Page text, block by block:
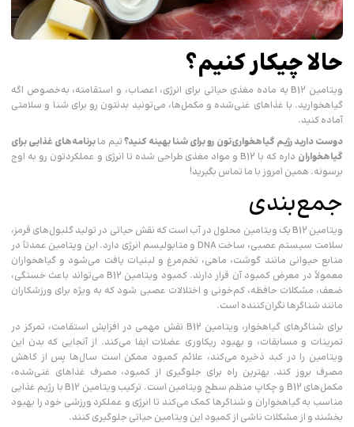
حالا چیکار کنیم؟
ویتامین B12 یه ماده مغذی حیاتی برای انرژی، اعصاب، و استقامته، به‌خصوص اگه
گیاهخوارید. با غذاهای غنی‌شده و مکمل‌ها، می‌تونید بدنتون رو برای شنا و سلامتی
آماده کنید.
دوست دارید رژیم گیاهخواری‌تون رو برای شنا بهینه کنید؟تیم مابرنامه‌های غذایی برای
گیاهخواران
داره که با B12 و مواد مغذی طراحی شده تا انرژی و عملکردتون رو به اوج
برسونه. همین امروز با ما تماس بگیرید!
جمع‌بندی
ویتامین B12 یک ویتامین محلول در آب است که نقش حیاتی در تولید گلبول‌های قرمز،
سلامت سیستم عصبی، ساخت DNA و متابولیسم انرژی دارد. این ویتامین عمدتاً در
منابع حیوانی مانند گوشت، ماهی، تخم‌مرغ و لبنیات یافت می‌شود و گیاهخواران
معمولاً در معرض کمبود آن قرار دارند. کمبود ویتامین B12 می‌تواند باعث خستگی،
ضعف، مشکلات حافظه، کم‌خونی و اختلالات عصبی شود که به ویژه برای ورزشکاران
مانند شناگرها نگران‌کننده است.
برای شناگرهای گیاهخوار، ویتامین B12 نقش مهمی در افزایش استقامت، تمرکز در
تمرینات و مسابقات، و بهبود ریکاوری عضلات ایفا می‌کند. از آنجایی که بدن این
ویتامین را در کبد ذخیره می‌کند، علائم کمبود ممکن است سال‌ها پس از کاهش
مصرف بروز کند. بهترین راه برای جلوگیری از کمبود، مصرف غذاهای غنی‌شده،
مکمل‌های B12 و چکاپ منظم سطح ویتامین است. ترکیب ویتامین B12 با رژیم غذایی
مناسب به گیاهخواران و شناگرها کمک می‌کند تا انرژی و عملکرد ورزشی خود را بهبود
بخشند و از مشکلات ناشی از کمبود این ویتامین حیاتی جلوگیری کنند.